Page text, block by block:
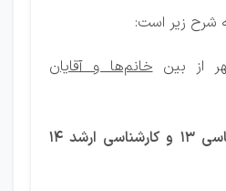
شرح زیر است:
از بینخانم‌ها و آقایان
ارشد 14